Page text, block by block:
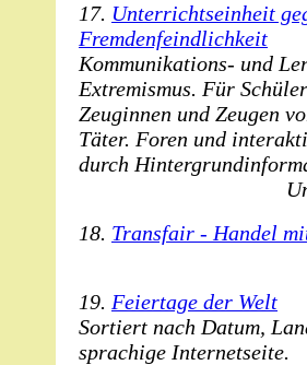
17. Unterrichtseinheit
Fremdenfeindlichkeit
Kommunikations- und
Extremismus. Für
Zeuginnen und Zeugen
Täter. Foren und
durch
18. Transfair - Handel
19. Feiertage der Welt
Sortiert nach Datum,
sprachige Internetseite.